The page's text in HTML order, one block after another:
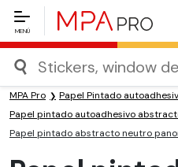
MENÚ
MPA Pro
Papel Pintado
Papel pintado autoadhesivo
Papel pintado abstracto neutro